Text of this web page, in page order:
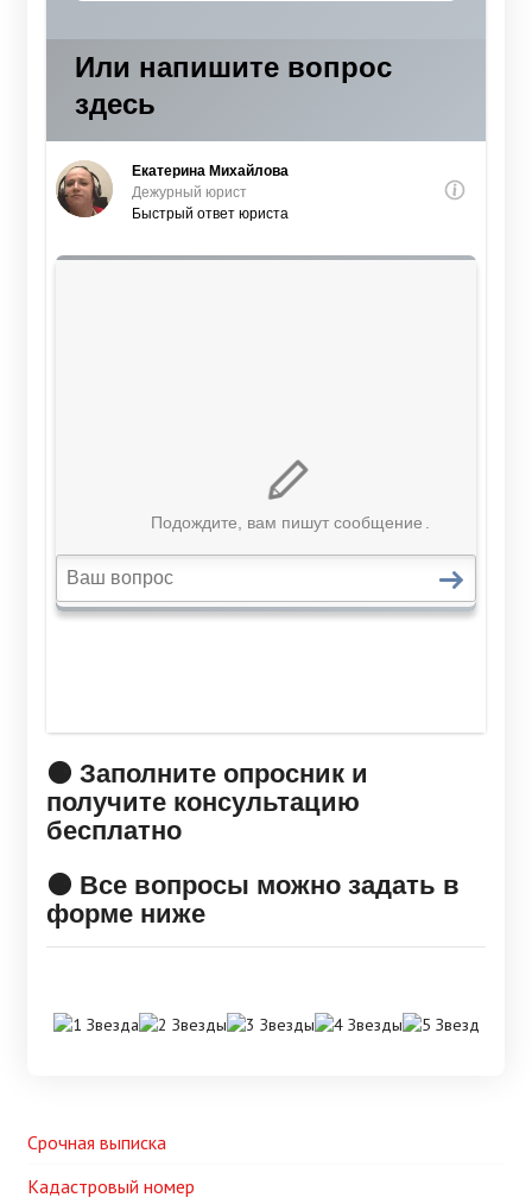
🟠 Заполните опросник и
получите консультацию
бесплатно
🟠 Все вопросы можно задать в
форме ниже
Срочная выписка
Кадастровый номер